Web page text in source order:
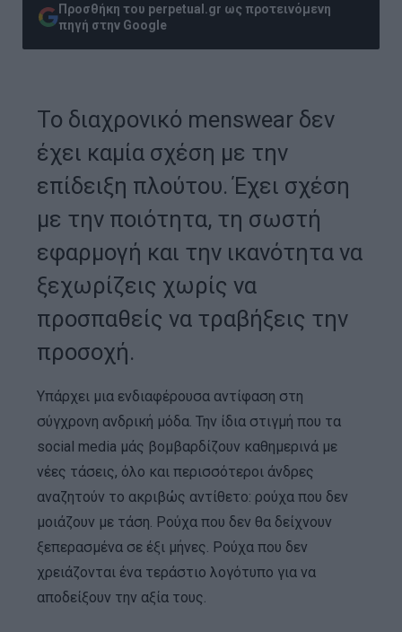
Προσθήκη του perpetual.gr ως προτεινόμενη
πηγή στην Google
Το διαχρονικό menswear δεν
έχει καμία σχέση με την
επίδειξη πλούτου. Έχει σχέση
με την ποιότητα, τη σωστή
εφαρμογή και την ικανότητα να
ξεχωρίζεις χωρίς να
προσπαθείς να τραβήξεις την
προσοχή.
Υπάρχει μια ενδιαφέρουσα αντίφαση στη
σύγχρονη ανδρική μόδα. Την ίδια στιγμή που τα
social media μάς βομβαρδίζουν καθημερινά με
νέες τάσεις, όλο και περισσότεροι άνδρες
αναζητούν το ακριβώς αντίθετο: ρούχα που δεν
μοιάζουν με τάση. Ρούχα που δεν θα δείχνουν
ξεπερασμένα σε έξι μήνες. Ρούχα που δεν
χρειάζονται ένα τεράστιο λογότυπο για να
αποδείξουν την αξία τους.